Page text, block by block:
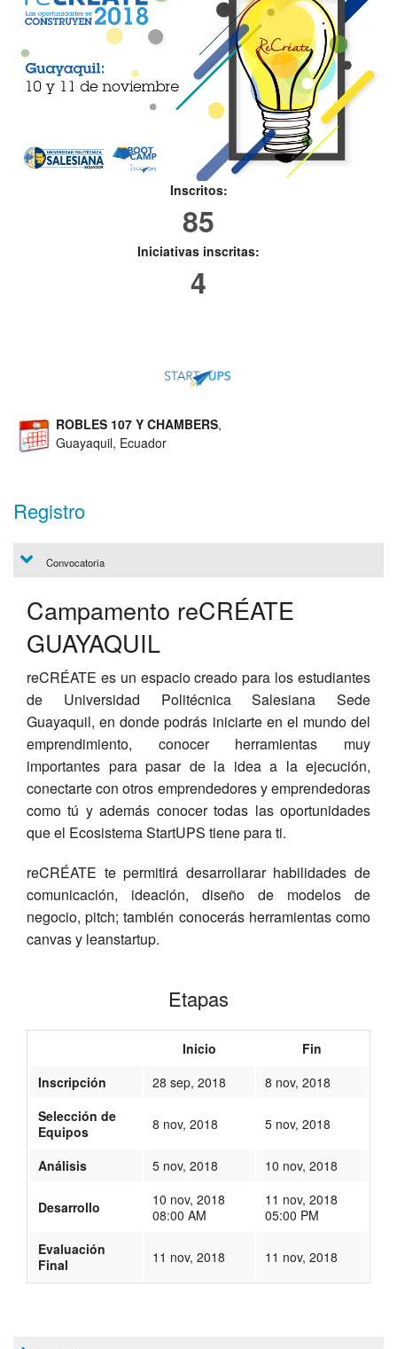
Inscritos:
85
Iniciativas inscritas:
4
ROBLES 107 Y CHAMBERS,
Guayaquil, Ecuador
Registro
Convocatoria
Campamento reCRÉATE
GUAYAQUIL
reCRÉATE es un espacio creado para los estudiantes
de Universidad Politécnica Salesiana Sede
Guayaquil, en donde podrás iniciarte en el mundo del
emprendimiento, conocer herramientas muy
importantes para pasar de la idea a la ejecución,
conectarte con otros emprendedores y emprendedoras
como tú y además conocer todas las oportunidades
que el Ecosistema StartUPS tiene para ti.
reCRÉATE te permitirá desarrollarar habilidades de
comunicación, ideación, diseño de modelos de
negocio, pitch; también conocerás herramientas como
canvas y leanstartup.
Etapas
Inicio
Fin
Inscripción
28 sep, 2018
8 nov, 2018
Selección de
Equipos
8 nov, 2018 5 nov, 2018
Análisis 5 nov, 2018 10 nov, 2018
Desarrollo
10 nov, 2018
08:00 AM
11 nov, 2018
05:00 PM
Evaluación
Final
11 nov, 2018 11 nov, 2018